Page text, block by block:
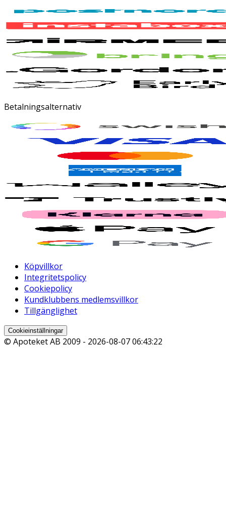
Betalningsalternativ
Köpvillkor
Integritetspolicy
Cookiepolicy
Kundklubbens medlemsvillkor
Tillgänglighet
Cookieinställningar
© Apoteket AB 2009 - 2026-08-07 06:43:22